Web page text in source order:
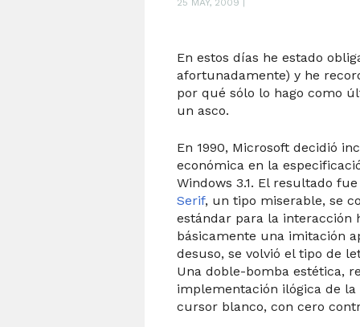
En estos días he estado
afortunadamente) y he
por qué sólo lo hago como
un asco.
En 1990, Microsoft decidió
económica en la
Windows 3.1. El resultado
Serif, un tipo miserable, se
estándar para la
básicamente una imitación
desuso, se volvió el tipo de
Una doble-bomba estética,
implementación ilógica de
cursor blanco, con cero